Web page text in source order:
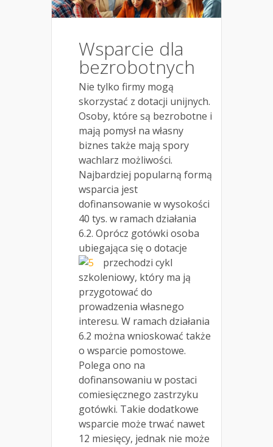
Wsparcie dla
bezrobotnych
Nie tylko firmy mogą
skorzystać z dotacji unijnych.
Osoby, które są bezrobotne i
mają pomysł na własny
biznes także mają spory
wachlarz możliwości.
Najbardziej popularną formą
wsparcia jest
dofinansowanie w wysokości
40 tys. w ramach działania
6.2. Oprócz gotówki osoba
ubiegająca się o dotacje
przechodzi cykl
szkoleniowy, który ma ją
przygotować do
prowadzenia własnego
interesu. W ramach działania
6.2 można wnioskować także
o wsparcie pomostowe.
Polega ono na
dofinansowaniu w postaci
comiesięcznego zastrzyku
gotówki. Takie dodatkowe
wsparcie może trwać nawet
12 miesięcy, jednak nie może